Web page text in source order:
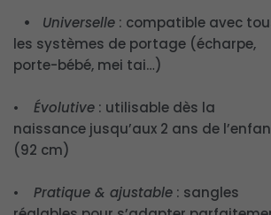
• Universelle : compatible avec
les systèmes de portage (écharpe,
porte-bébé, mei tai…)
• Évolutive : utilisable dès la
naissance jusqu’aux 2 ans de
(92 cm)
• Pratique & ajustable : sangles